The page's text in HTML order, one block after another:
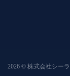
2026 © 株式会社シーラ